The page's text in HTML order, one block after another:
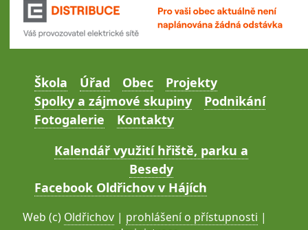
Škola Úřad Obec
Projekty
Spolky a zájmové skupiny
Podnikání
Fotogalerie
Kontakty
Kalendář využití hřiště, parku a
Besedy
Facebook Oldřichov v Hájích
Web (c) Oldřichov | prohlášení o přístupnosti |